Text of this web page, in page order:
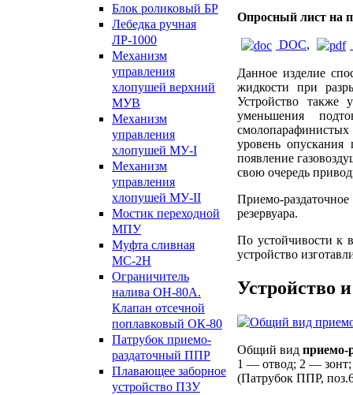
Блок роликовый БР
Лебедка ручная
ЛР-1000
Механизм
управления
хлопушей верхний
МУВ
Механизм
управления
хлопушей МУ-I
Механизм
управления
хлопушей МУ-II
Мостик переходной
МПУ
Муфта сливная
МС-2Н
Ограничитель
налива ОН-80А.
Клапан отсечной
поплавковый ОК-80
Патрубок приемо-
раздаточный ППР
Плавающее заборное
устройство ПЗУ
Опросный лист на
DOC,
Данное изделие
жидкости при
Устройство также
уменьшения
смолопарафинистых
уровень
появление
свою очередь
Приемо-
резервуара.
По устойчивости к
устройство
Устройство
Общий вид приемо-
1 — отвод; 2 — зонт;
(Патрубок ППР,